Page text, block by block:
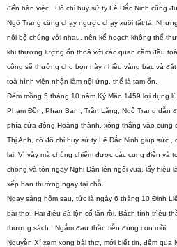
đến bàn việc . Đô chỉ huy sứ ty Lê Đắc Ninh cũng
Ngô Trang cũng chạy ngược chạy xuôi tất tả,
nội bộ chúng với nhau, nên kế hoạch không thể
khi thương lượng ổn thoả với các quan cầm đầu
công sẽ thưởng cho bọn này nhiều vàng bạc và
toà hình viện nhận làm nội ứng, thế là tạm ổn.
Đêm mồng 5 tháng 10 năm Kỷ Mão 1459 lợi dụng
Phạm Đồn, Phan Ban , Trần Lăng, Ngô Trang dẫn
phía cửa đông Hoàng thành, xông thẳng vào cung
Thị Anh, có đô chỉ huy sứ ty Lê Đắc Ninh giúp sức
lại, Vì vậy mà chúng chiếm được các cung điện và
chóng và tôn ngay Nghi Dân lên ngôi vua, lấy hiệu
xếp ban thưởng ngay tại chỗ.
Ngay sáng hôm sau, tức là ngày 6 tháng 10 Đinh
bài thơ: Hai điêu đã lộn cổ lăn rồi. Bách tính trìêu
thượng sách . Ngắm đaư thần tiễn đúng con mồi.
Nguyễn Xí xem xong bài thơ, mới biết tin, đêm qua